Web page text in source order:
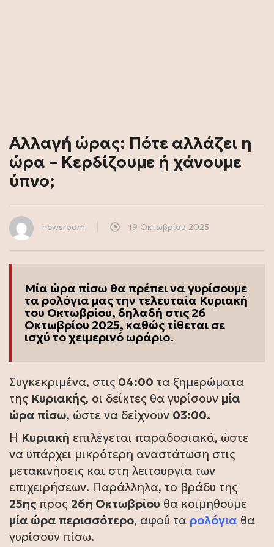
Αλλαγή ώρας: Πότε αλλάζει η
ώρα – Κερδίζουμε ή χάνουμε
ύπνο;
newsroom 19 Οκτωβρίου 2025
Μία ώρα πίσω θα πρέπει να γυρίσουμε
τα ρολόγια μας την τελευταία Κυριακή
του Οκτωβρίου, δηλαδή στις 26
Οκτωβρίου 2025, καθώς τίθεται σε
ισχύ το χειμερινό ωράριο.
Συγκεκριμένα, στις 04:00 τα ξημερώματα
της Κυριακής, οι δείκτες θα γυρίσουν μία
ώρα πίσω, ώστε να δείχνουν 03:00.
Η Κυριακή επιλέγεται παραδοσιακά, ώστε
να υπάρχει μικρότερη αναστάτωση στις
μετακινήσεις και στη λειτουργία των
επιχειρήσεων. Παράλληλα, το βράδυ της
25ης προς 26η Οκτωβρίου θα κοιμηθούμε
μία ώρα περισσότερο, αφού τα ρολόγια θα
γυρίσουν πίσω.